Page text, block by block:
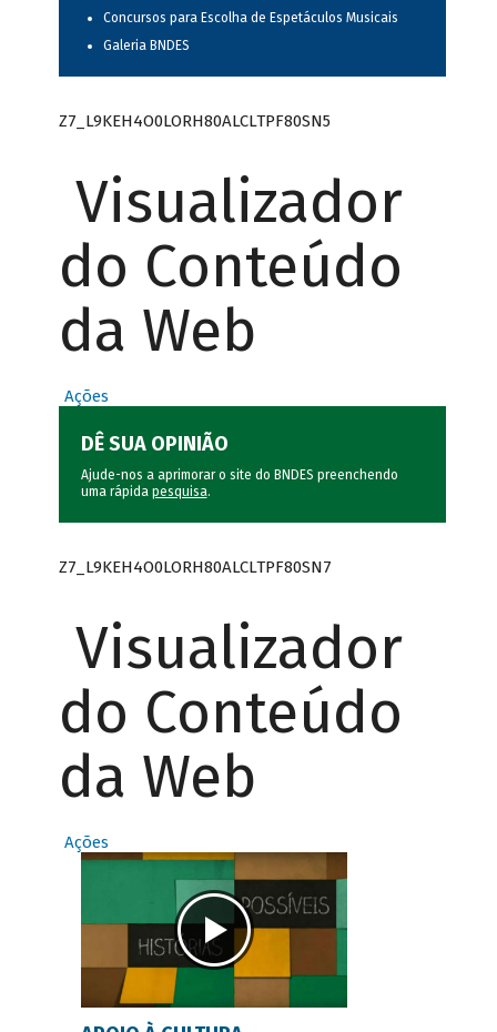
Concursos para Escolha de Espetáculos Musicais
Galeria BNDES
Z7_L9KEH4O0LORH80ALCLTPF80SN5
Visualizador
do Conteúdo
da Web
Ações
DÊ SUA OPINIÃO
Ajude-nos a aprimorar o site do BNDES preenchendo
uma rápida pesquisa.
Z7_L9KEH4O0LORH80ALCLTPF80SN7
Visualizador
do Conteúdo
da Web
Ações